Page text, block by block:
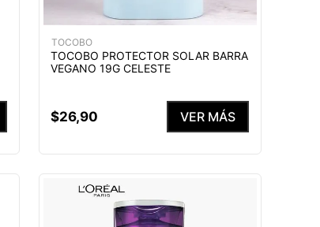
TOCOBO
TOCOBO PROTECTOR SOLAR BARRA
VEGANO 19G CELESTE
$26,90 VER MÁS